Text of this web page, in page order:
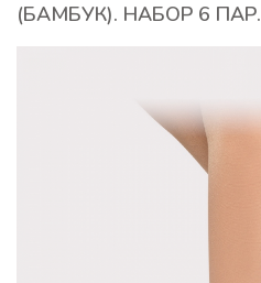
(БАМБУК). НАБОР 6 ПАР.